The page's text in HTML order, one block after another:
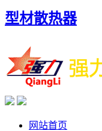
型材散热器
网站首页